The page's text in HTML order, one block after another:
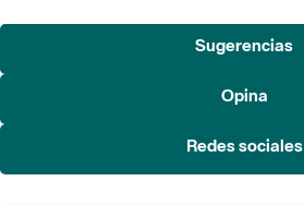
Sugerencias
Opina
Redes sociales